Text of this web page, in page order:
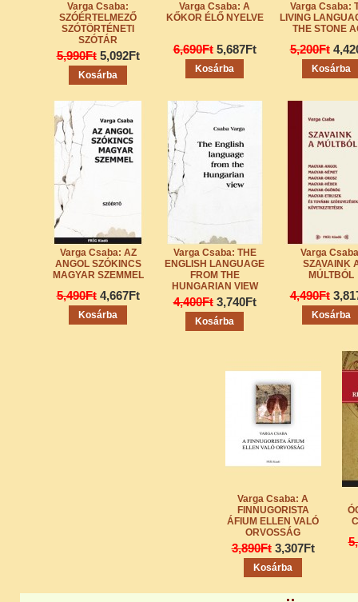
Varga Csaba:
SZÓÉRTELMEZŐ
SZÓTÖRTÉNETI
SZÓTÁR
5,990Ft 5,092Ft
Kosárba
Varga Csaba: A
KŐKOR ÉLŐ NYELVE
6,690Ft 5,687Ft
Kosárba
Varga Csaba:
LIVING
THE STONE
5,200Ft
Kosárba
Varga Csaba: AZ
ANGOL SZÓKINCS
MAGYAR SZEMMEL
5,490Ft 4,667Ft
Kosárba
Varga Csaba: THE
ENGLISH LANGUAGE
FROM THE
HUNGARIAN VIEW
4,400Ft 3,740Ft
Kosárba
Varga
SZAVAINK
MÚLTBÓL
4,490Ft
Kosárba
Varga Csaba: A
FINNUGORISTA
ÁFIUM ELLEN VALÓ
ORVOSSÁG
3,890Ft 3,307Ft
Kosárba